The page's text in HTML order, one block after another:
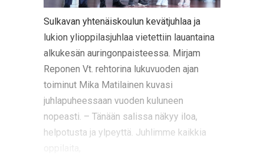
Sulkavan yhtenäiskoulun kevätjuhlaa ja
lukion ylioppilasjuhlaa vietettiin lauantaina
alkukesän auringonpaisteessa. Mirjam
Reponen Vt. rehtorina lukuvuoden ajan
toiminut Mika Matilainen kuvasi
juhlapuheessaan vuoden kuluneen
nopeasti. – Tänään salissa näkyy iloa,
helpotusta ja ylpeyttä. Juhlimme kaikkia